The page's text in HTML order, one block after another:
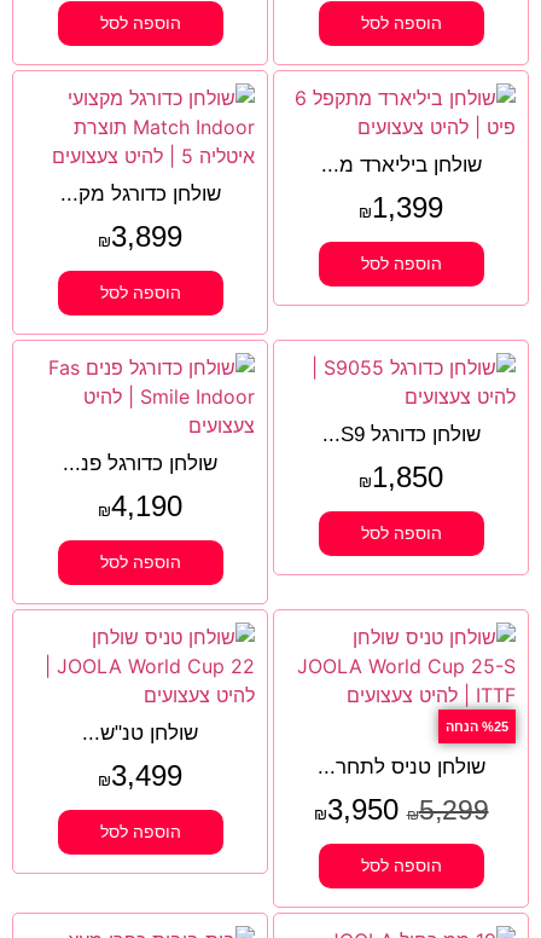
הוספה לסל הוספה לסל
שולחן ביליארד מ...
₪1,399
הוספה לסל
שולחן כדורגל מק...
₪3,899
הוספה לסל
שולחן כדורגל S9...
₪1,850
הוספה לסל
שולחן כדורגל פנ...
₪4,190
הוספה לסל
%25 הנחה
שולחן טניס לתחר...
₪5,299
₪3,950
הוספה לסל
שולחן טנ"ש...
₪3,499
הוספה לסל